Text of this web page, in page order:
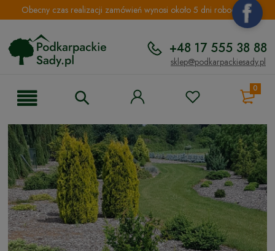
Obecny czas realizacji zamówień wynosi około 5 dni roboczych.
+48 17 555 38 88
sklep@podkarpackiesady.pl
0